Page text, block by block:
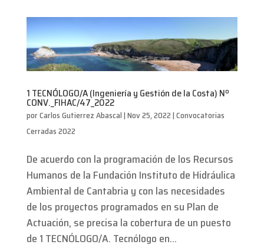
1 TECNÓLOGO/A (Ingeniería y Gestión de la Costa) Nº
CONV._FIHAC/47_2022
porCarlos Gutierrez Abascal|Nov 25, 2022|Convocatorias
Cerradas 2022
De acuerdo con la programación de los Recursos
Humanos de la Fundación Instituto de Hidráulica
Ambiental de Cantabria y con las necesidades
de los proyectos programados en su Plan de
Actuación, se precisa la cobertura de un puesto
de 1 TECNÓLOGO/A. Tecnólogo en...